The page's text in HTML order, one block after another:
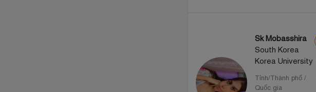
Sk Mobasshira
South Korea
Korea University
Tỉnh/Thành phố /
Quốc gia